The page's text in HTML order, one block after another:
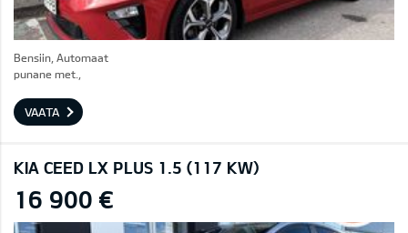
Bensiin, Automaat
punane met.,
VAATA
KIA CEED LX PLUS 1.5 (117 KW)
16 900 €